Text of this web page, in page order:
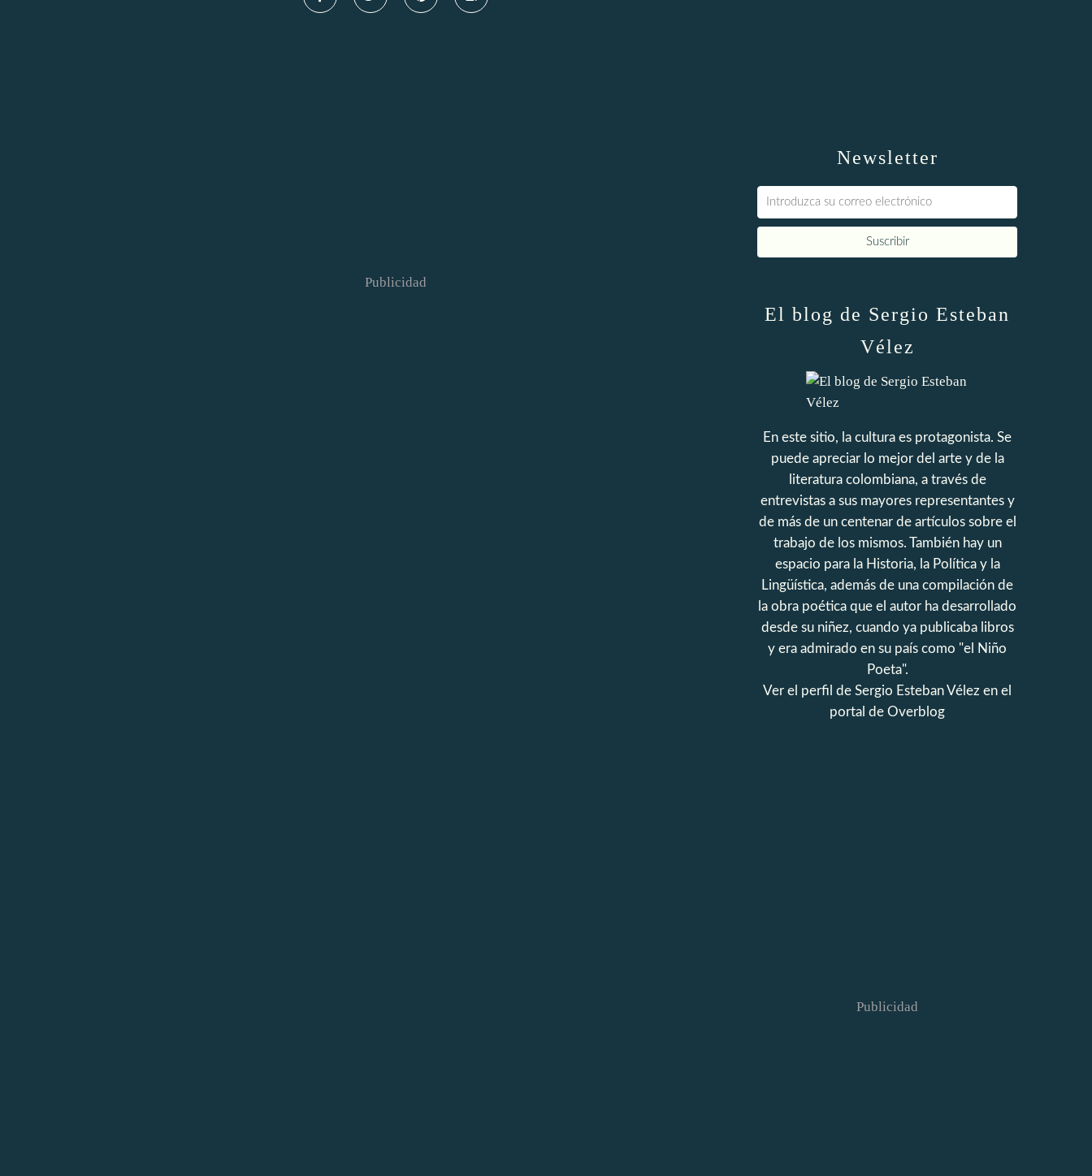
Publicidad
Newsletter
El blog de Sergio Esteban
Vélez
En este sitio, la cultura es protagonista. Se
puede apreciar lo mejor del arte y de la
literatura colombiana, a través de
entrevistas a sus mayores representantes y
de más de un centenar de artículos sobre el
trabajo de los mismos. También hay un
espacio para la Historia, la Política y la
Lingüística, además de una compilación de
la obra poética que el autor ha desarrollado
desde su niñez, cuando ya publicaba libros
y era admirado en su país como "el Niño
Poeta".
Ver el perfil de Sergio Esteban Vélez en el
portal de Overblog
Publicidad